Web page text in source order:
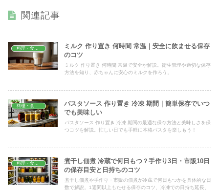
関連記事
料理・食材保存
ミルク 作り置き 何時間 常温｜安全に飲ませる保存
のコツ
ミルク 作り置き 何時間 常温で安全か解説。衛生管理や適切な保存
方法を知り、赤ちゃんに安心のミルクを作ろう。
パスタソース 作り置き 冷凍 期間｜簡単保存でいつ
でも美味しい
パスタソース 作り置き 冷凍 期間の最適な保存方法と美味しさを保
つコツを解説。忙しい日でも手軽に本格パスタを楽しもう！
煮干し佃煮 冷蔵で何日もつ？手作り3日・市販10日
の保存目安と日持ちのコツ
煮干し佃煮や手作り・市販の佃煮が冷蔵で何日もつかを具体的な日
数で解説。1週間以上もたせる保存のコツ、冷凍での日持ち延長、